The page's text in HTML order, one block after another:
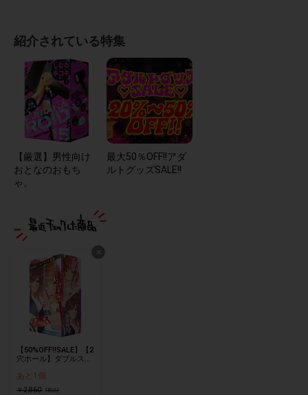
紹介されている特集
【厳選】男性向け
おとなのおもち
ゃ。
最大50％OFF!!アダ
ルトグッズSALE!!
×
【50%OFF!!SALE】【2
穴ホール】ダブルス～
娘～貫通
あと1個
￥2,860 (税込)